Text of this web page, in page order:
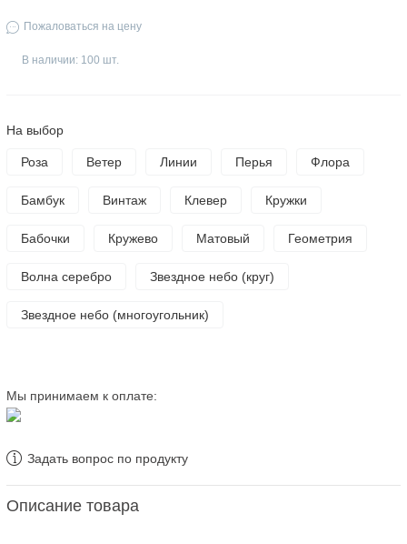
Пожаловаться на цену
В наличии: 100 шт.
На выбор
Роза Ветер Линии Перья Флора
Бамбук Винтаж Клевер Кружки
Бабочки Кружево Матовый Геометрия
Волна серебро Звездное небо (круг)
Звездное небо (многоугольник)
Мы принимаем к оплате:
Задать вопрос по продукту
Описание товара